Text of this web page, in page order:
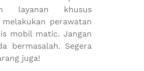
layanan khusus
perawatan
mobil matic. Jangan
bermasalah. Segera
juga!